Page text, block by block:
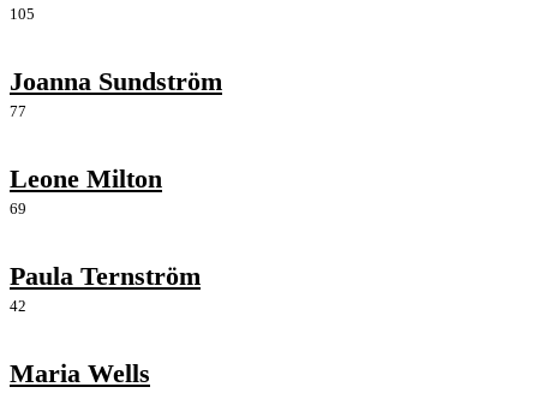
105
Joanna Sundström
77
Leone Milton
69
Paula Ternström
42
Maria Wells